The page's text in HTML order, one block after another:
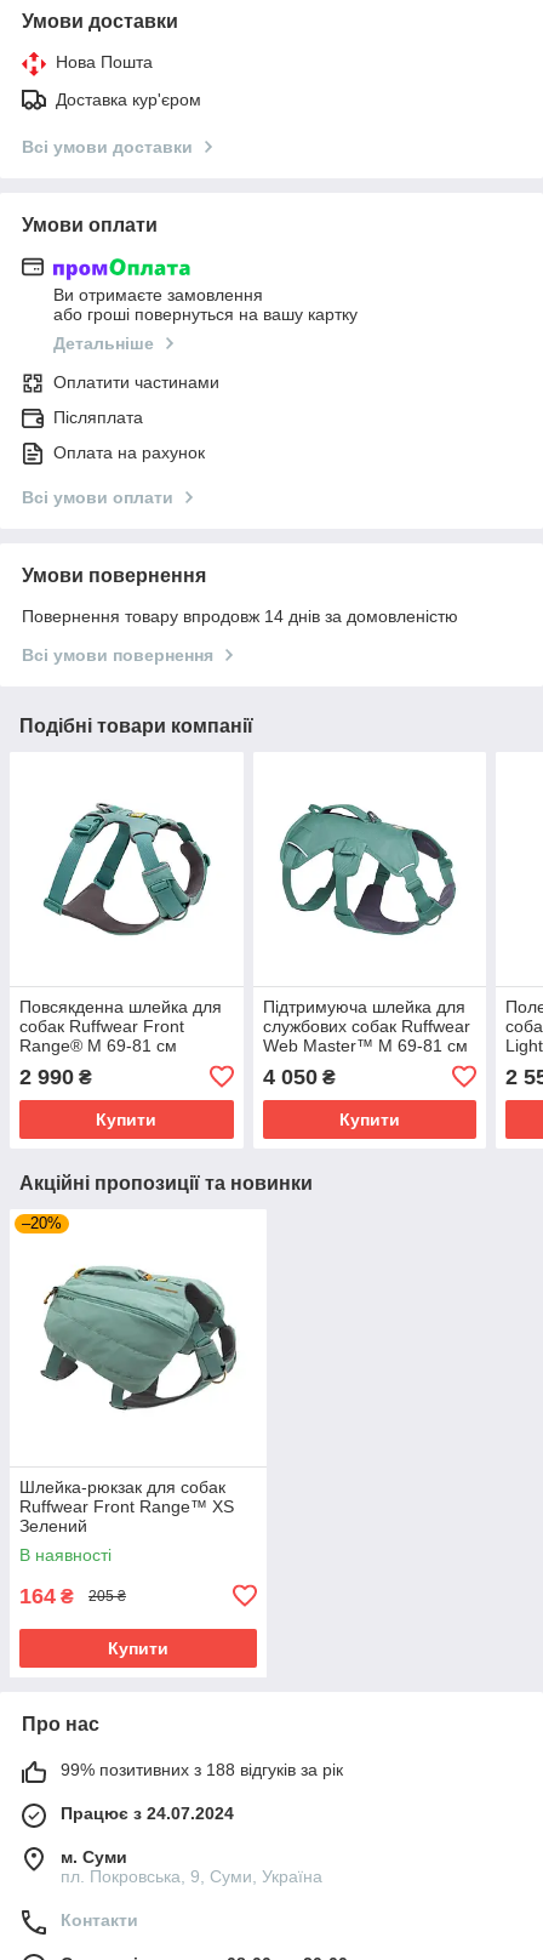
Умови доставки
Нова Пошта
Доставка кур'єром
Всі умови доставки
Умови оплати
Ви отримаєте замовлення
або гроші повернуться на вашу картку
Детальніше
Оплатити частинами
Післяплата
Оплата на рахунок
Всі умови оплати
Умови повернення
Повернення товару впродовж 14 днів за домовленістю
Всі умови повернення
Подібні товари компанії
Повсякденна шлейка для
собак Ruffwear Front
Range® M 69-81 см
2 990 ₴
Купити
Підтримуюча шлейка для
службових собак Ruffwear
Web Master™ M 69-81 см
4 050₴
Купити
2
Акційні пропозиції та новинки
–20%
Шлейка-рюкзак для собак
Ruffwear Front Range™ XS
Зелений
В наявності
164 ₴ 205 ₴
Купити
Про нас
99% позитивних з 188 відгуків за рік
Працює з 24.07.2024
м. Суми
пл. Покровська, 9, Суми, Україна
Контакти